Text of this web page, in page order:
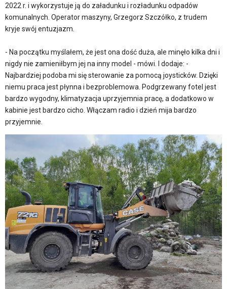
2022 r. i wykorzystuje ją do załadunku i rozładunku odpadów
komunalnych. Operator maszyny, Grzegorz Szczółko, z trudem
kryje swój entuzjazm.
- Na początku myślałem, że jest ona dość duża, ale minęło kilka dni i
nigdy nie zamieniłbym jej na inny model - mówi. I dodaje: -
Najbardziej podoba mi się sterowanie za pomocą joysticków. Dzięki
niemu praca jest płynna i bezproblemowa. Podgrzewany fotel jest
bardzo wygodny, klimatyzacja uprzyjemnia pracę, a dodatkowo w
kabinie jest bardzo cicho. Włączam radio i dzień mija bardzo
przyjemnie.